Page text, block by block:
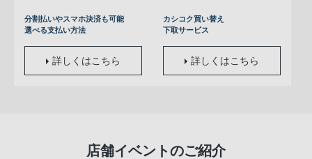
分割払いやスマホ決済も可能
選べる支払い方法
詳しくはこちら
カシコク買い替え
下取サービス
詳しくはこちら
店舗イベントのご紹介